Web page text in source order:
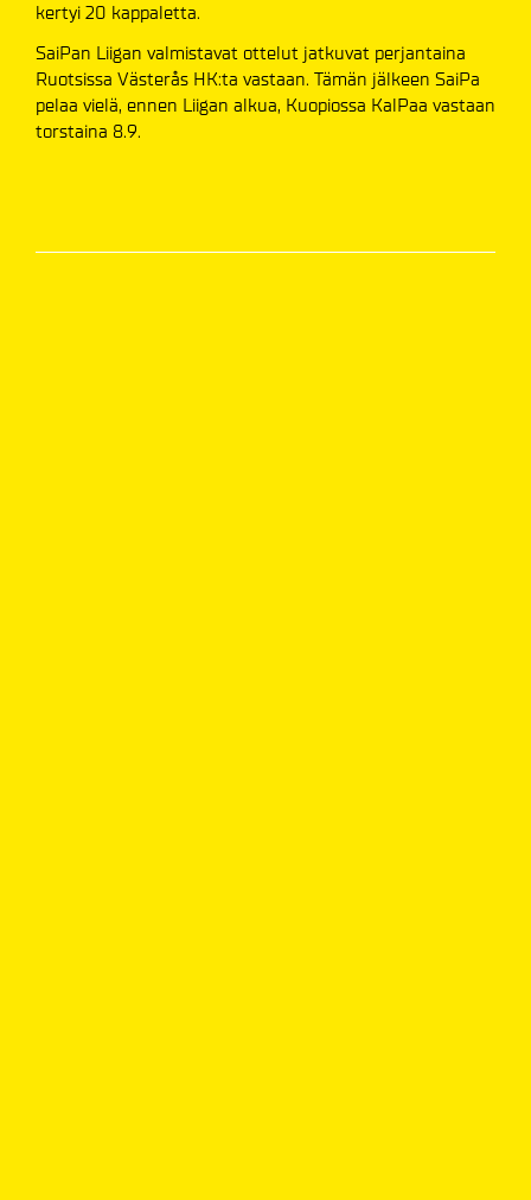
kertyi 20 kappaletta.
SaiPan Liigan valmistavat ottelut jatkuvat perjantaina
Ruotsissa Västerås HK:ta vastaan. Tämän jälkeen SaiPa
pelaa vielä, ennen Liigan alkua, Kuopiossa KalPaa vastaan
torstaina 8.9.